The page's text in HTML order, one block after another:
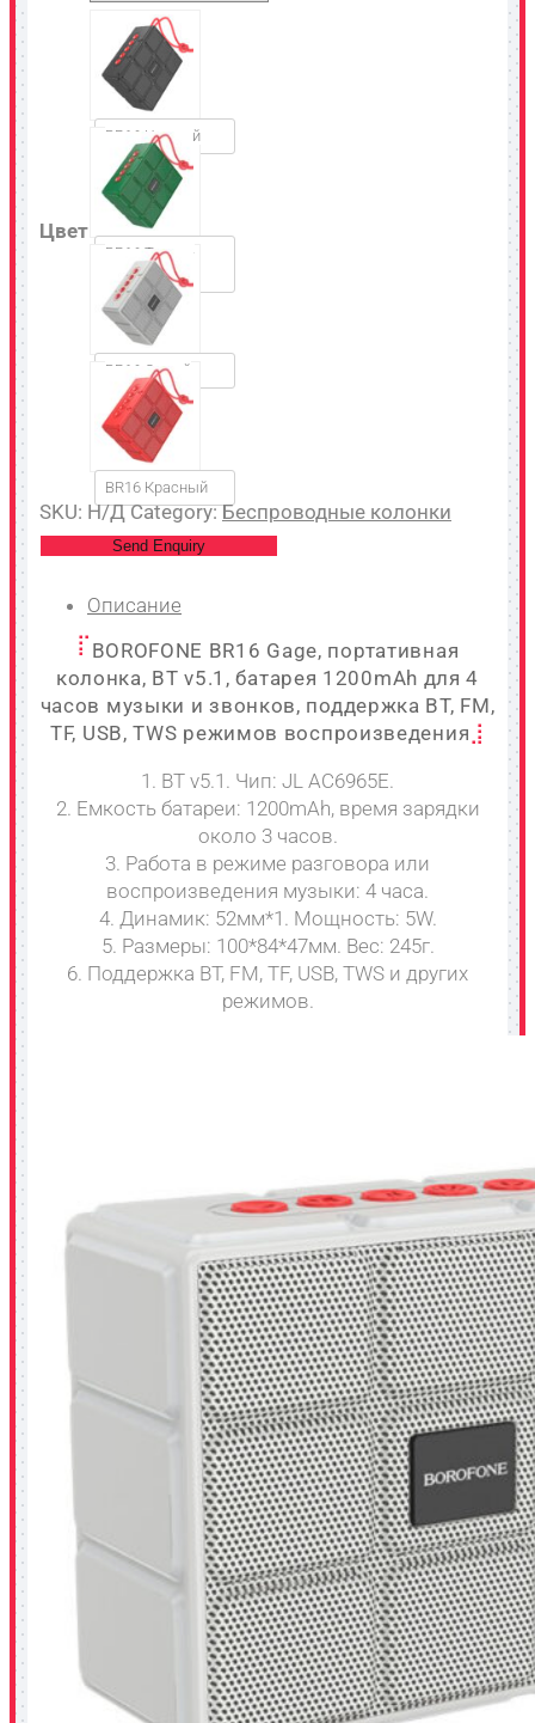
Цвет
BR16 Черный
BR16 Темно-
зеленый
BR16 Серый
BR16 Красный
SKU: Н/ДCategory: Беспроводные колонки
Send Enquiry
Описание
BOROFONE BR16 Gage, портативная
колонка, BT v5.1, батарея 1200mAh для 4
часов музыки и звонков, поддержка BT, FM,
TF, USB, TWS режимов воспроизведения
1. BT v5.1. Чип: JL AC6965E.
2. Емкость батареи: 1200mAh, время зарядки
около 3 часов.
3. Работа в режиме разговора или
воспроизведения музыки: 4 часа.
4. Динамик: 52мм*1. Мощность: 5W.
5. Размеры: 100*84*47мм. Вес: 245г.
6. Поддержка BT, FM, TF, USB, TWS и других
режимов.